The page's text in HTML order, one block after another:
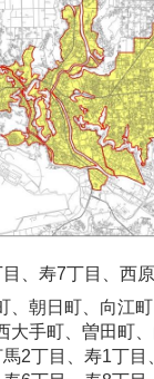
、寿7丁目、西
、朝日町、向江
大手町、曽田町、
2丁目、寿1丁目